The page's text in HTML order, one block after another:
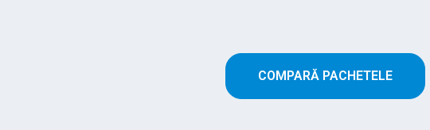
COMPARĂ PACHETELE